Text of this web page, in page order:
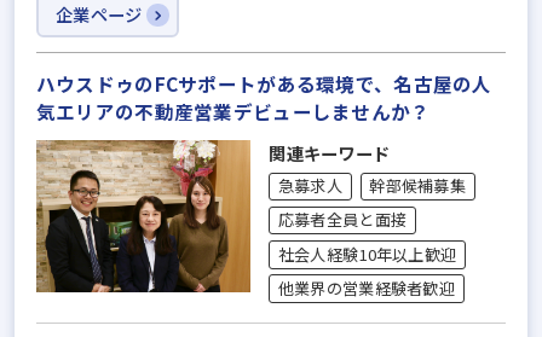
企業ページ
ハウスドゥのFCサポートがある環境で、名古屋の人
気エリアの不動産営業デビューしませんか？
関連キーワード
急募求人
幹部候補募集
応募者全員と面接
社会人経験10年以上歓迎
他業界の営業経験者歓迎